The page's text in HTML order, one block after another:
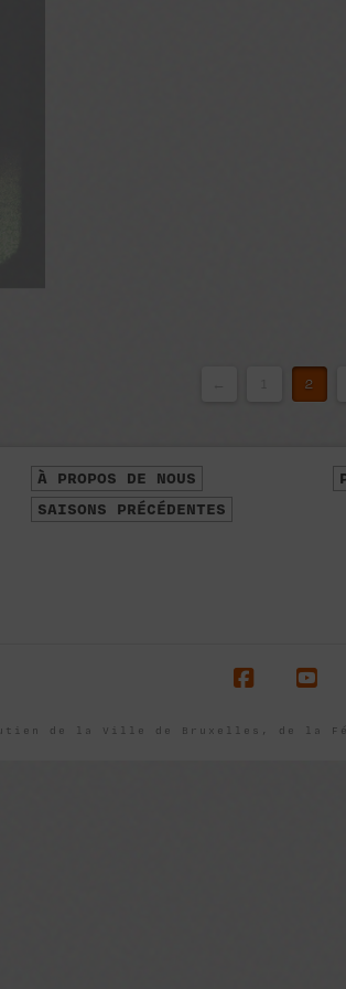
2
À PROPOS DE NOUS
SAISONS PRÉCÉDENTES
de la Ville de Bruxelles, de la